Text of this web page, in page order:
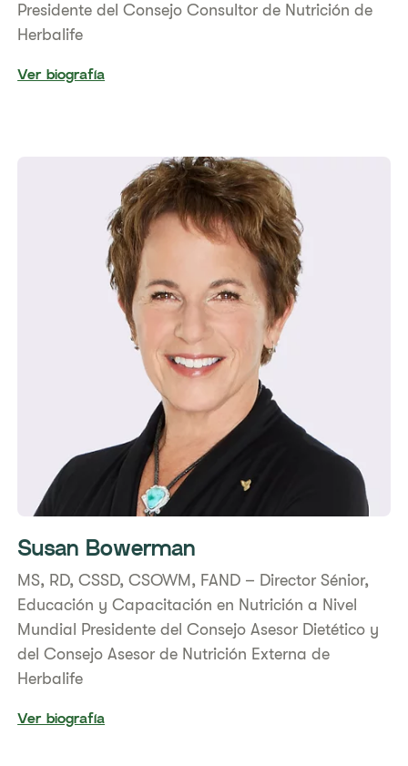
Presidente del Consejo Consultor de Nutrición de
Herbalife
Ver biografía
Susan Bowerman
​MS, RD, CSSD, CSOWM, FAND – Director Sénior,
Educación y Capacitación en Nutrición a Nivel
Mundial ​Presidente del Consejo Asesor Dietético y
del Consejo Asesor de Nutrición Externa de
Herbalife
Ver biografía